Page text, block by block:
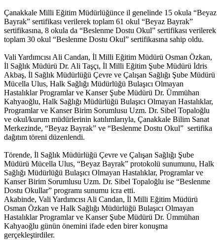
Çanakkale Milli Eğitim Müdürlüğünce il genelinde 15 okula “Beyaz
Bayrak” sertifikası verilerek toplam 61 okul “Beyaz Bayrak”
sertifikasına, 8 okula da “Beslenme Dostu Okul” sertifikası verilerek
toplam 30 okul “Beslenme Dostu Okul” sertifikasına sahip oldu.
Vali Yardımcısı Ali Candan, İl Milli Eğitim Müdürü Osman Özkan,
İl Sağlık Müdürü Dr. Ali Taşçı, İl Milli Eğitim Şube Müdürü İdris
Akbaş, İl Sağlık Müdürlüğü Çevre ve Çalışan Sağlığı Şube Müdürü
Mücella Ulus, Halk Sağlığı Müdürlüğü Bulaşıcı Olmayan
Hastalıklar Programlar ve Kanser Şube Müdürü Dr. Ümmühan
Kahyaoğlu, Halk Sağlığı Müdürlüğü Bulaşıcı Olmayan Hastalıklar,
Programlar ve Kanser Birim Sorumlusu Uzm. Dr. Sibel Topaloğlu
ve okul/kurum müdürlerinin katılımlarıyla, Çanakkale Bilim Sanat
Merkezinde, “Beyaz Bayrak” ve “Beslenme Dostu Okul” sertifika
dağıtım töreni düzenlendi.
Törende, İl Sağlık Müdürlüğü Çevre ve Çalışan Sağlığı Şube
Müdürü Mücella Ulus, “Beyaz Bayrak” protokolü sunumunu, Halk
Sağlığı Müdürlüğü Bulaşıcı Olmayan Hastalıklar, Programlar ve
Kanser Birim Sorumlusu Uzm. Dr. Sibel Topaloğlu ise “Beslenme
Dostu Okullar” programı sunumu icra etti.
Akabinde, Vali Yardımcısı Ali Candan, İl Milli Eğitim Müdürü
Osman Özkan ve Halk Sağlığı Müdürlüğü Bulaşıcı Olmayan
Hastalıklar Programlar ve Kanser Şube Müdürü Dr. Ümmühan
Kahyaoğlu günün önemini ifade eden birer konuşma
gerçekleştirdiler.